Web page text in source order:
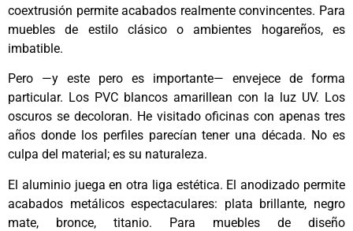
coextrusión permite acabados realmente convincentes. Para
muebles de estilo clásico o ambientes hogareños, es
imbatible.
Pero —y este pero es importante— envejece de forma
particular. Los PVC blancos amarillean con la luz UV. Los
oscuros se decoloran. He visitado oficinas con apenas tres
años donde los perfiles parecían tener una década. No es
culpa del material; es su naturaleza.
El aluminio juega en otra liga estética. El anodizado permite
acabados metálicos espectaculares: plata brillante, negro
mate, bronce, titanio. Para muebles de diseño